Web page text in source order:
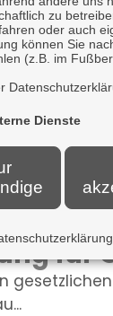
für
zu
oder auch
können Sie
(z.B. im
Dienste